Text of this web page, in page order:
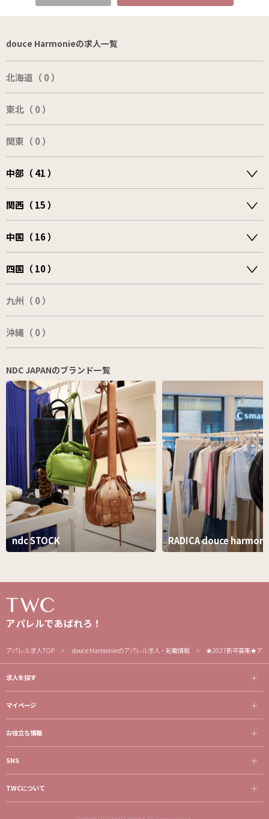
douce Harmonieの求人一覧
北海道（ 0 ）
東北（ 0 ）
関東（ 0 ）
中部（ 41 ）
関西（ 15 ）
中国（ 16 ）
四国（ 10 ）
九州（ 0 ）
沖縄（ 0 ）
NDC JAPANのブランド一覧
ndc STOCK RADICA douce
アパレルであばれろ！
アパレル求人TOP douce Harmonieのアパレル求人・転職情報 ★2027新卒募集★アパ
求人を探す
マイページ
お役立ち情報
SNS
TWCについて